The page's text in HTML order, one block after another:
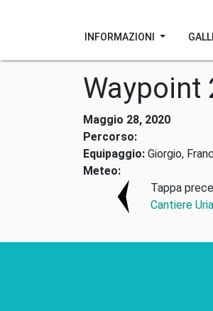
INFORMAZIONI
Waypoint
Maggio 28, 2020
Percorso:
Equipaggio: Giorgio,
Meteo:
Tappa
Cantiere